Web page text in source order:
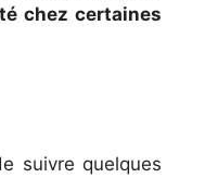
chez certaines
suivre quelques